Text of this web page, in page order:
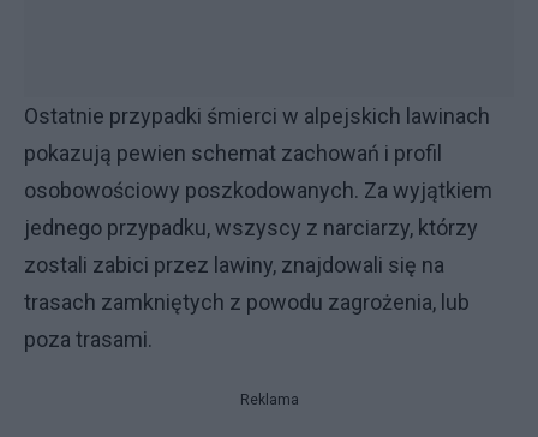
Ostatnie przypadki śmierci w alpejskich lawinach
pokazują pewien schemat zachowań i profil
osobowościowy poszkodowanych. Za wyjątkiem
jednego przypadku, wszyscy z narciarzy, którzy
zostali zabici przez lawiny, znajdowali się na
trasach zamkniętych z powodu zagrożenia, lub
poza trasami.
Reklama